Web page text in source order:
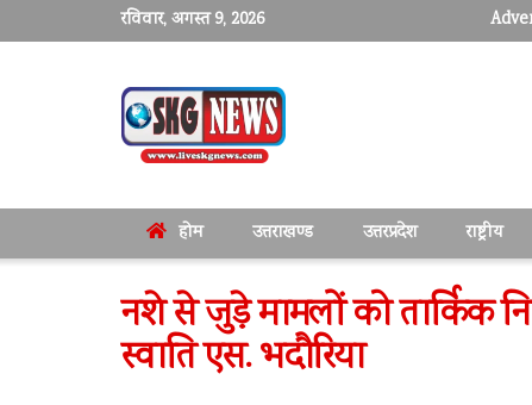
रविवार, अगस्त 9, 2026
होम उत्तराखण्ड उत्तरप्रदेश राष्ट्रीय
नशे से जुड़े मामलों को तार्किक
स्वाति एस. भदौरिया